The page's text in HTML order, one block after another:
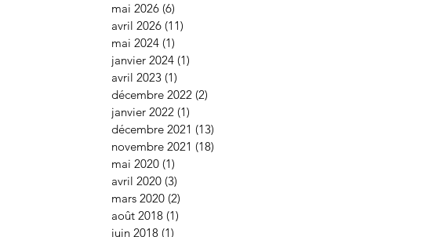
mai 2026 (6)
avril 2026 (11)
mai 2024 (1)
janvier 2024 (1)
avril 2023 (1)
décembre 2022 (2)
janvier 2022 (1)
décembre 2021 (13)
novembre 2021 (18)
mai 2020 (1)
avril 2020 (3)
mars 2020 (2)
août 2018 (1)
juin 2018 (1)